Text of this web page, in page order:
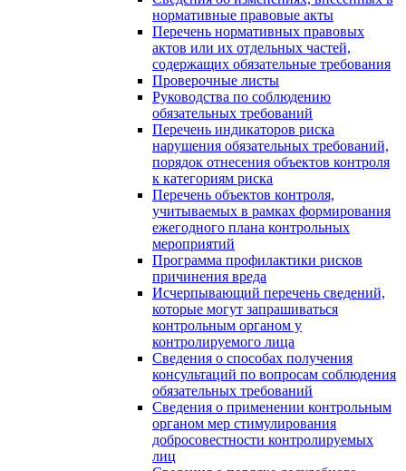
нормативные правовые акты
Перечень нормативных правовых
актов или их отдельных частей,
содержащих обязательные требования
Проверочные листы
Руководства по соблюдению
обязательных требований
Перечень индикаторов риска
нарушения обязательных требований,
порядок отнесения объектов контроля
к категориям риска
Перечень объектов контроля,
учитываемых в рамках формирования
ежегодного плана контрольных
мероприятий
Программа профилактики рисков
причинения вреда
Исчерпывающий перечень сведений,
которые могут запрашиваться
контрольным органом у
контролируемого лица
Сведения о способах получения
консультаций по вопросам соблюдения
обязательных требований
Сведения о применении контрольным
органом мер стимулирования
добросовестности контролируемых
лиц